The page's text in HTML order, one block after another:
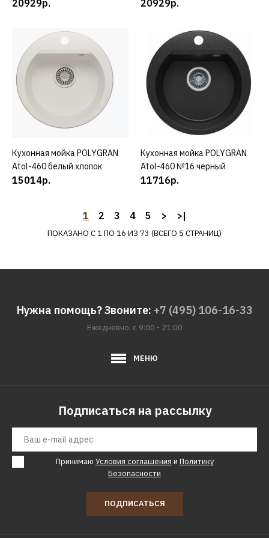
POLYGRAN
Кухонная мойка
POLYGRAN Argo-460
серый
КУПИТЬ
ДОБАВИТЬ В ПОЖЕЛАНИЯ
POLYGRAN Argo-460
13457р.
POLYGRAN Argo-560
песочный
15041р.
20929р. 20929р.
КУПИТЬ
Кухонная мойка POLYGRAN
Atol-460 белый хлопок
15014р.
КУПИТЬ
Кухонная мойка POLYGRAN
Atol-460 №16 черный
11716р.
1 2 3 4 5 > >|
ПОКАЗАНО С 1 ПО 16 ИЗ 73 (ВСЕГО 5 СТРАНИЦ)
Нужна помощь? Звоните: +7 (495) 106-16-33
Ежедневно: с 9:00 - 21:00
МЕНЮ
Подписаться на рассылку
Принимаю Условия соглашения и Политику
Безопасности
ПОДПИСАТЬСЯ